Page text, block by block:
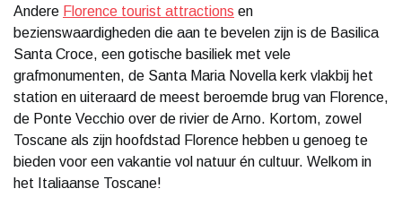
Andere Florence tourist attractions en
bezienswaardigheden die aan te bevelen zijn is de Basilica
Santa Croce, een gotische basiliek met vele
grafmonumenten, de Santa Maria Novella kerk vlakbij het
station en uiteraard de meest beroemde brug van Florence,
de Ponte Vecchio over de rivier de Arno. Kortom, zowel
Toscane als zijn hoofdstad Florence hebben u genoeg te
bieden voor een vakantie vol natuur én cultuur. Welkom in
het Italiaanse Toscane!